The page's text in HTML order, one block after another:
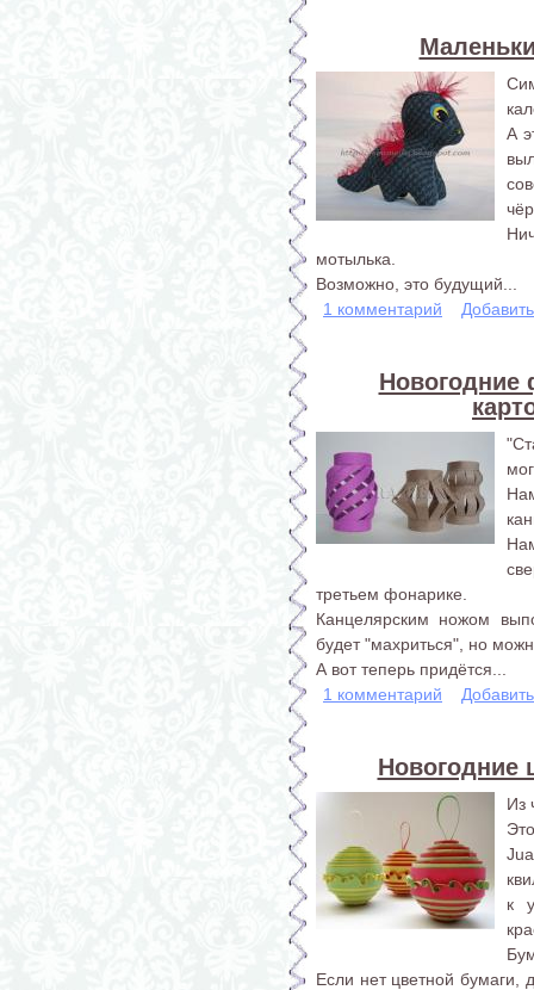
А
мотылька.
Возможно, это будущий...
1 комментарий
Новогодние
третьем фонарике.
Канцелярским ножом
будет "махриться", но
А вот теперь придётся...
1 комментарий
Новогодние
Из
к
Если нет цветной бумаги,